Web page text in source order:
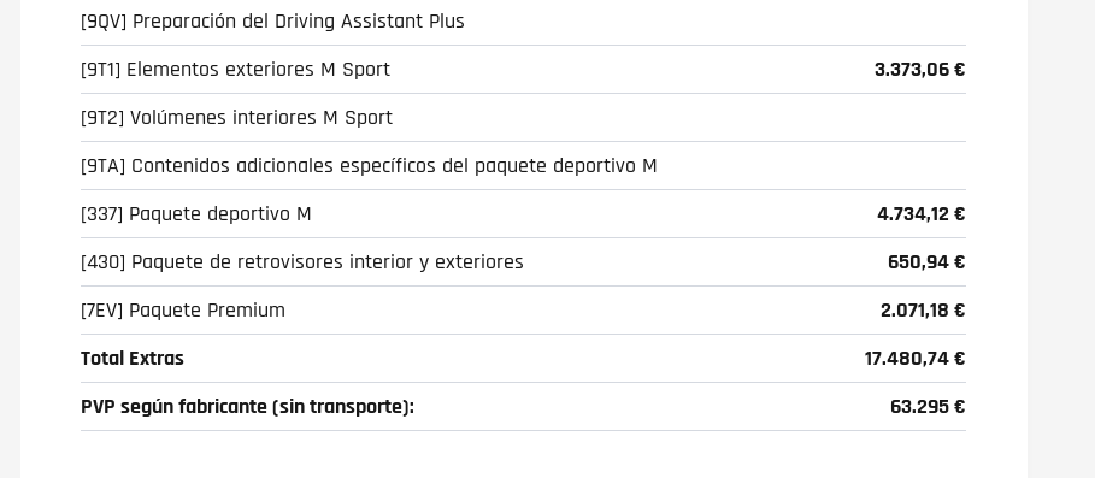
[9QV] Preparación del Driving Assistant Plus
[9T1] Elementos exteriores M Sport
3.373,06 €
[9T2] Volúmenes interiores M Sport
[9TA] Contenidos adicionales específicos del paquete deportivo M
[337] Paquete deportivo M
4.734,12 €
[430] Paquete de retrovisores interior y exteriores
650,94 €
[7EV] Paquete Premium
2.071,18 €
Total Extras
17.480,74 €
PVP según fabricante (sin transporte):
63.295 €